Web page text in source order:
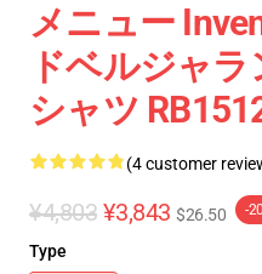
メニュー
ドベルジャ
シャツ
(4 customer
¥4,803 ¥3,843 $26.50 -
Type